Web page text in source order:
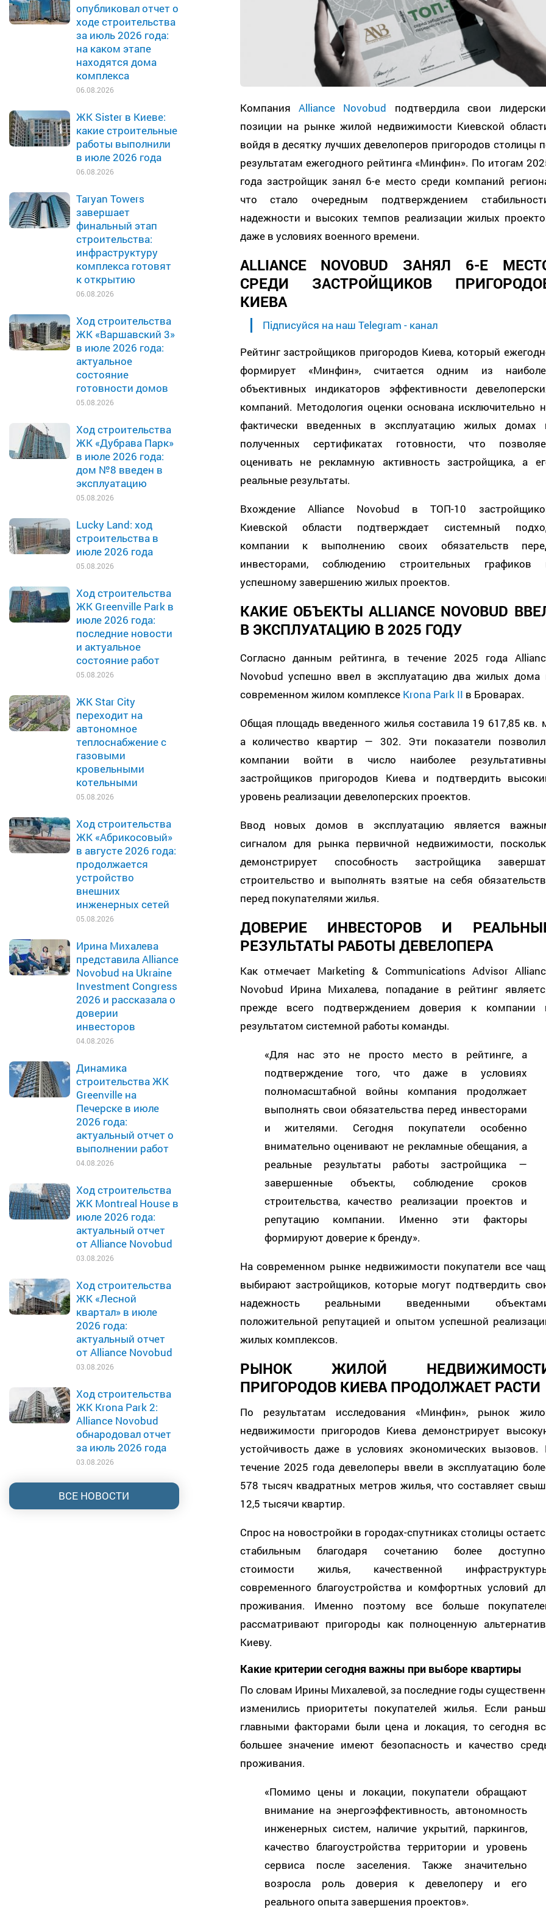
опубликовал отчет о
ходе строительства
за июль 2026 года:
на каком этапе
находятся дома
комплекса
06.08.2026
ЖК Sister в Киеве:
какие строительные
работы выполнили
в июле 2026 года
06.08.2026
Taryan Towers
завершает
финальный этап
строительства:
инфраструктуру
комплекса готовят
к открытию
06.08.2026
Ход строительства
ЖК «Варшавский 3»
в июле 2026 года:
актуальное
состояние
готовности домов
05.08.2026
Ход строительства
ЖК «Дубрава Парк»
в июле 2026 года:
дом №8 введен в
эксплуатацию
05.08.2026
Lucky Land: ход
строительства в
июле 2026 года
05.08.2026
Ход строительства
ЖК Greenville Park в
июле 2026 года:
последние новости
и актуальное
состояние работ
05.08.2026
ЖК Star City
переходит на
автономное
теплоснабжение с
газовыми
кровельными
котельными
05.08.2026
Ход строительства
ЖК «Абрикосовый»
в августе 2026 года:
продолжается
устройство
внешних
инженерных сетей
05.08.2026
Ирина Михалева
представила Alliance
Novobud на Ukraine
Investment Congress
2026 и рассказала о
доверии
инвесторов
04.08.2026
Динамика
строительства ЖК
Greenville на
Печерске в июле
2026 года:
актуальный отчет о
выполнении работ
04.08.2026
Ход строительства
ЖК Montreal House в
июле 2026 года:
актуальный отчет
от Alliance Novobud
03.08.2026
Ход строительства
ЖК «Лесной
квартал» в июле
2026 года:
актуальный отчет
от Alliance Novobud
03.08.2026
Ход строительства
ЖК Krona Park 2:
Alliance Novobud
обнародовал отчет
за июль 2026 года
03.08.2026
ВСЕ НОВОСТИ
Компания Alliance Novobud подтвердила свои
позиции на рынке жилой недвижимости Киевской
войдя в десятку лучших девелоперов пригородов столицы
результатам ежегодного рейтинга «Минфин». По итогам
года застройщик занял 6-е место среди компаний
что стало очередным подтверждением
надежности и высоких темпов реализации жилых
даже в условиях военного времени.
ALLIANCE NOVOBUD ЗАНЯЛ 6-Е
СРЕДИ ЗАСТРОЙЩИКОВ
КИЕВА
Підписуйся на наш Telegram - канал
Рейтинг застройщиков пригородов Киева, который
формирует «Минфин», считается одним из
объективных индикаторов эффективности
компаний. Методология оценки основана исключительно
фактически введенных в эксплуатацию жилых домах
полученных сертификатах готовности, что
оценивать не рекламную активность застройщика, а
реальные результаты.
Вхождение Alliance Novobud в ТОП-10
Киевской области подтверждает системный
компании к выполнению своих обязательств
инвесторами, соблюдению строительных графиков
успешному завершению жилых проектов.
КАКИЕ ОБЪЕКТЫ ALLIANCE NOVOBUD
В ЭКСПЛУАТАЦИЮ В 2025 ГОДУ
Согласно данным рейтинга, в течение 2025 года
Novobud успешно ввел в эксплуатацию два жилых дома
современном жилом комплексе Krona Park II в Броварах.
Общая площадь введенного жилья составила 19 617,85 кв.
а количество квартир — 302. Эти показатели
компании войти в число наиболее
застройщиков пригородов Киева и подтвердить
уровень реализации девелоперских проектов.
Ввод новых домов в эксплуатацию является
сигналом для рынка первичной недвижимости,
демонстрирует способность застройщика
строительство и выполнять взятые на себя
перед покупателями жилья.
ДОВЕРИЕ ИНВЕСТОРОВ И
РЕЗУЛЬТАТЫ РАБОТЫ ДЕВЕЛОПЕРА
Как отмечает Marketing & Communications Advisor
Novobud Ирина Михалева, попадание в рейтинг
прежде всего подтверждением доверия к компании
результатом системной работы команды.
«Для нас это не просто место в рейтинге, а
подтверждение того, что даже в условиях
полномасштабной войны компания продолжает
выполнять свои обязательства перед инвесторами
и жителями. Сегодня покупатели особенно
внимательно оценивают не рекламные обещания, а
реальные результаты работы застройщика —
завершенные объекты, соблюдение сроков
строительства, качество реализации проектов и
репутацию компании. Именно эти факторы
формируют доверие к бренду».
На современном рынке недвижимости покупатели все
выбирают застройщиков, которые могут подтвердить
надежность реальными введенными
положительной репутацией и опытом успешной
жилых комплексов.
РЫНОК ЖИЛОЙ
ПРИГОРОДОВ КИЕВА ПРОДОЛЖАЕТ РАСТИ
По результатам исследования «Минфин», рынок
недвижимости пригородов Киева демонстрирует
устойчивость даже в условиях экономических вызовов.
течение 2025 года девелоперы ввели в эксплуатацию
578 тысяч квадратных метров жилья, что составляет
12,5 тысячи квартир.
Спрос на новостройки в городах-спутниках столицы
стабильным благодаря сочетанию более
стоимости жилья, качественной
современного благоустройства и комфортных условий
проживания. Именно поэтому все больше
рассматривают пригороды как полноценную
Киеву.
Какие критерии сегодня важны при выборе квартиры
По словам Ирины Михалевой, за последние годы
изменились приоритеты покупателей жилья. Если
главными факторами были цена и локация, то сегодня
большее значение имеют безопасность и качество
проживания.
«Помимо цены и локации, покупатели обращают
внимание на энергоэффективность, автономность
инженерных систем, наличие укрытий, паркингов,
качество благоустройства территории и уровень
сервиса после заселения. Также значительно
возросла роль доверия к девелоперу и его
реального опыта завершения проектов».